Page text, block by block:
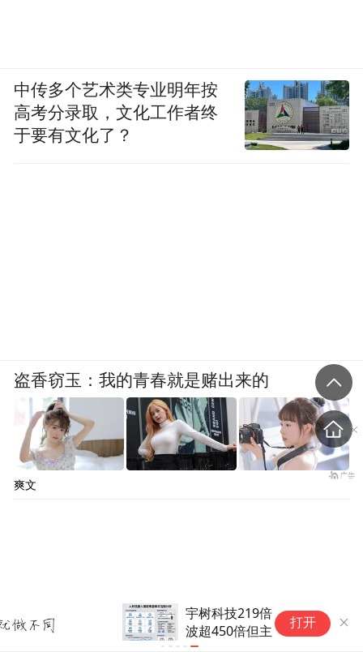
宇树科技219倍市盈率，绿的谐
波超450倍但主承销商只给80
“
打开
中传多个艺术类专业明年按
高考分录取，文化工作者终
于要有文化了？
盗香窃玉：我的青春就是赌出来的
爽文